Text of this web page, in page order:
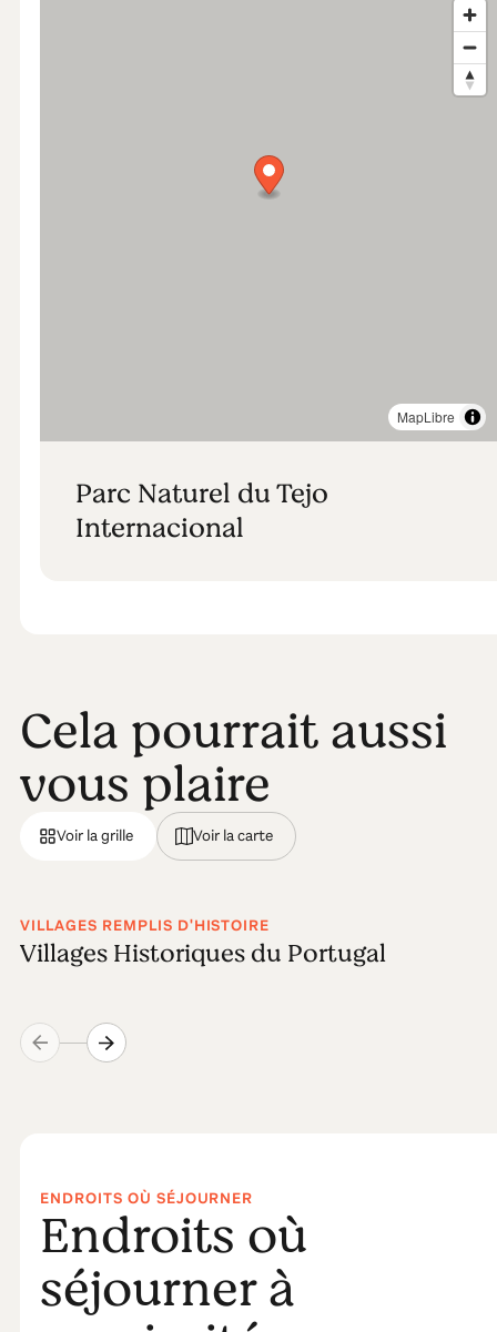
Parc Naturel du Tejo
Internacional
MapLibre
Cela pourrait aussi
vous plaire
Voir la grille Voir la carte
VILLAGES REMPLIS D'HISTOIRE
Villages Historiques du Portugal
ENDROITS OÙ SÉJOURNER
Endroits où
séjourner à